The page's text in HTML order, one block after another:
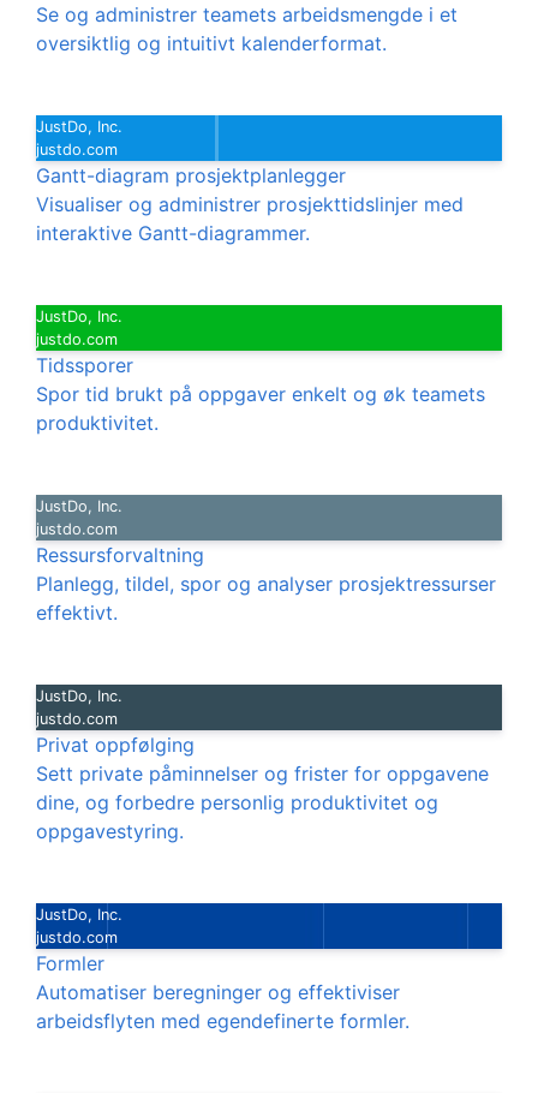
Se og administrer teamets arbeidsmengde i et
oversiktlig og intuitivt kalenderformat.
JustDo, Inc.
justdo.com
Gantt-diagram prosjektplanlegger
Visualiser og administrer prosjekttidslinjer med
interaktive Gantt-diagrammer.
JustDo, Inc.
justdo.com
Tidssporer
Spor tid brukt på oppgaver enkelt og øk teamets
produktivitet.
JustDo, Inc.
justdo.com
Ressursforvaltning
Planlegg, tildel, spor og analyser prosjektressurser
effektivt.
JustDo, Inc.
justdo.com
Privat oppfølging
Sett private påminnelser og frister for oppgavene
dine, og forbedre personlig produktivitet og
oppgavestyring.
JustDo, Inc.
justdo.com
Formler
Automatiser beregninger og effektiviser
arbeidsflyten med egendefinerte formler.